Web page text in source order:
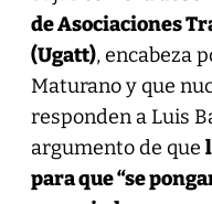
de Asociaciones
(Ugatt), encabeza
Maturano y que
responden a Luis
argumento de que
para que “se